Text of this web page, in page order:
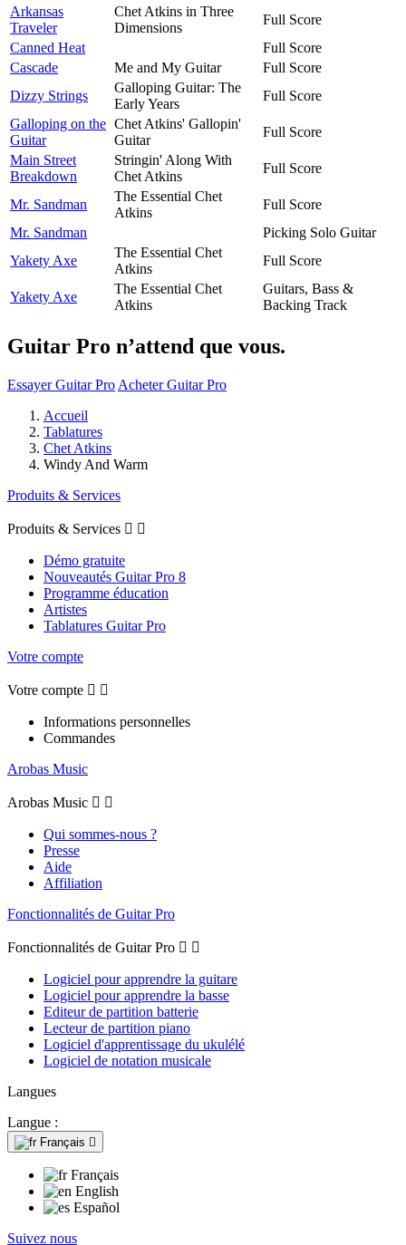
Arkansas
Traveler
Chet Atkins in Three
Dimensions
Full Score
Canned Heat
Full Score
Cascade
Me and My Guitar
Full Score
Dizzy Strings
Galloping Guitar: The
Early Years
Full Score
Galloping on the
Guitar
Chet Atkins' Gallopin'
Guitar
Full Score
Main Street
Breakdown
Stringin' Along With
Chet Atkins
Full Score
Mr. Sandman
The Essential Chet
Atkins
Full Score
Mr. Sandman
Picking Solo Guitar
Yakety Axe
The Essential Chet
Atkins
Full Score
Yakety Axe
The Essential Chet
Atkins
Guitars, Bass &
Backing Track
Guitar Pro n’attend que vous.
Essayer Guitar Pro Acheter Guitar Pro
Accueil
Tablatures
Chet Atkins
Windy And Warm
Produits & Services
Produits & Services  
Démo gratuite
Nouveautés Guitar Pro 8
Programme éducation
Artistes
Tablatures Guitar Pro
Votre compte
Votre compte  
Informations personnelles
Commandes
Arobas Music
Arobas Music  
Qui sommes-nous ?
Presse
Aide
Affiliation
Fonctionnalités de Guitar Pro
Fonctionnalités de Guitar Pro  
Logiciel pour apprendre la guitare
Logiciel pour apprendre la basse
Editeur de partition batterie
Lecteur de partition piano
Logiciel d'apprentissage du ukulélé
Logiciel de notation musicale
Langues
Langue :
Français 
Français
English
Español
Suivez nous